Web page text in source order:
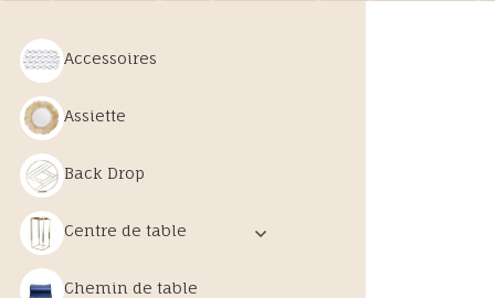
Accessoires
Assiette
Back Drop
Centre de table
Chemin de table